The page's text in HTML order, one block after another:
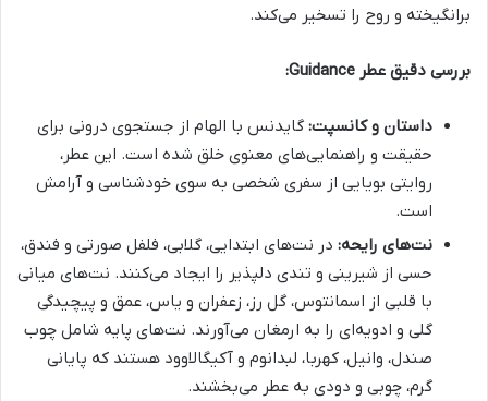
برانگیخته و روح را تسخیر می‌کند.
بررسی دقیق عطر Guidance:
داستان و کانسپت: گایدنس با الهام از جستجوی درونی برای
حقیقت و راهنمایی‌های معنوی خلق شده است. این عطر،
روایتی بویایی از سفری شخصی به سوی خودشناسی و آرامش
است.
نت‌های رایحه: در نت‌های ابتدایی، گلابی، فلفل صورتی و فندق،
حسی از شیرینی و تندی دلپذیر را ایجاد می‌کنند. نت‌های میانی
با قلبی از اسمانتوس، گل رز، زعفران و یاس، عمق و پیچیدگی
گلی و ادویه‌ای را به ارمغان می‌آورند. نت‌های پایه شامل چوب
صندل، وانیل، کهربا، لبدانوم و آکیگالاوود هستند که پایانی
گرم، چوبی و دودی به عطر می‌بخشند.